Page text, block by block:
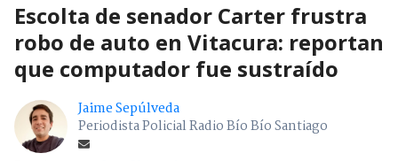
Escolta de senador Carter frustra
robo de auto en Vitacura: reportan
que computador fue sustraído
Jaime Sepúlveda
Periodista Policial Radio Bío Bío Santiago